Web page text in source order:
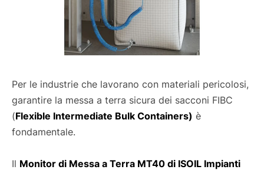
Per le industrie che lavorano con materiali pericolosi,
garantire la messa a terra sicura dei sacconi FIBC
(Flexible Intermediate Bulk Containers) è
fondamentale.
Il Monitor di Messa a Terra MT40 di ISOIL Impianti